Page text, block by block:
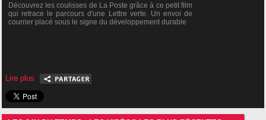
Découvrez les coulisses de La Poste grâce à ce petit film
qui retrace le parcours d'une Lettre verte. Un envoi de
courrier placé sous le signe du développement durable
Lire plus